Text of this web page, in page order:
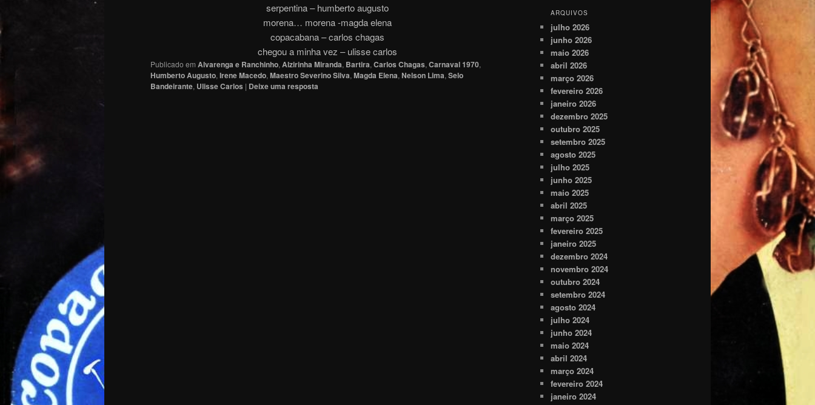
serpentina – humberto augusto
morena… morena -magda elena
copacabana – carlos chagas
chegou a minha vez – ulisse carlos
Publicado em Alvarenga e Ranchinho, Alzirinha Miranda, Bartira, Carlos Chagas, Carnaval 1970,
Humberto Augusto, Irene Macedo, Maestro Severino Silva, Magda Elena, Nelson Lima, Selo
Bandeirante, Ulisse Carlos | Deixe uma resposta
ARQUIVOS
julho 2026
junho 2026
maio 2026
abril 2026
março 2026
fevereiro 2026
janeiro 2026
dezembro 2025
outubro 2025
setembro 2025
agosto 2025
julho 2025
junho 2025
maio 2025
abril 2025
março 2025
fevereiro 2025
janeiro 2025
dezembro 2024
novembro 2024
outubro 2024
setembro 2024
agosto 2024
julho 2024
junho 2024
maio 2024
abril 2024
março 2024
fevereiro 2024
janeiro 2024